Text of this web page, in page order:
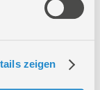
zeigen